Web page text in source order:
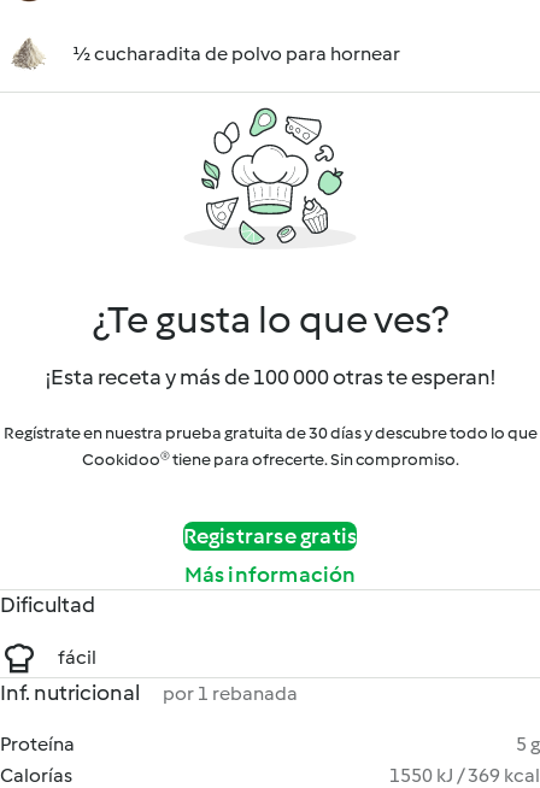
½ cucharadita de polvo para hornear
¿Te gusta lo que ves?
¡Esta receta y más de 100 000 otras te esperan!
Regístrate en nuestra prueba gratuita de 30 días y descubre todo lo que
Cookidoo® tiene para ofrecerte. Sin compromiso.
Registrarse gratis
Más información
Dificultad
fácil
Inf. nutricional por 1 rebanada
Proteína
5 g
Calorías
1550 kJ / 369 kcal